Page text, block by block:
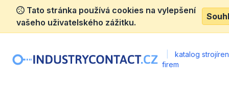
Tato stránka používá cookies na vylepšení
vašeho uživatelského zážitku.
katalog
firem